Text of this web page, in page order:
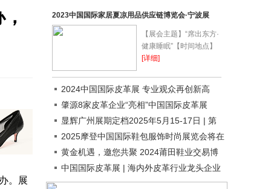
。展
2023中国国际家居夏凉用品供应链博览会·宁波展
【展会主题】“席出东方·
健康睡眠”【时间地点】
展览时间：2023年12月
织机构】主办...
[详细]
2024中国国际皮革展 专业观众再创新高
肇源8家皮革企业“亮相”中国国际皮革展
显辉广州展期定档2025年5月15-17日 | 第
33届广州国际鞋革工业展暨成品鞋展再启动
2025摩登中国国际鞋包服饰时尚展览会将在
上海举办
黄金机遇，邀您共聚 2024莆田鞋业交易博
览会
中国国际皮革展 | 海内外皮革行业龙头企业
即将亮相 ACLE 2024 ！